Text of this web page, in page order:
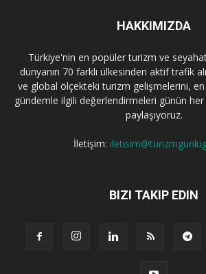
HAKKIMIZDA
Türkiye'nin en popüler turizm ve
dünyanın 70 farklı ülkesinden aktif trafik
ve global ölçekteki turizm gelişmelerini,
gündemle ilgili değerlendirmeleri günün her
paylaşıyoruz.
İletişim:
BIZI TAKIP EDIN